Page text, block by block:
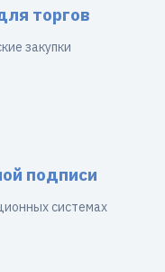
торгов
закупки
подписи
системах